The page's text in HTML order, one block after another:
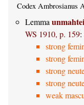
Codex Ambrosianus
Lemma
WS 1910, p. 159:
strong
strong
strong
strong
weak